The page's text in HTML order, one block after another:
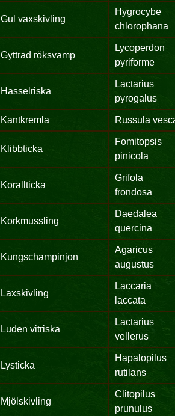
Gul vaxskivling
Hygrocybe
chlorophana
Gyttrad röksvamp
Lycoperdon
pyriforme
Hasselriska
Lactarius
pyrogalus
Kantkremla Russula
Klibbticka
Fomitopsis
pinicola
Korallticka
Grifola
frondosa
Korkmussling
Daedalea
quercina
Kungschampinjon
Agaricus
augustus
Laxskivling
Laccaria
laccata
Luden vitriska
Lactarius
vellerus
Lysticka
Hapalopilus
rutilans
Mjölskivling
Clitopilus
prunulus